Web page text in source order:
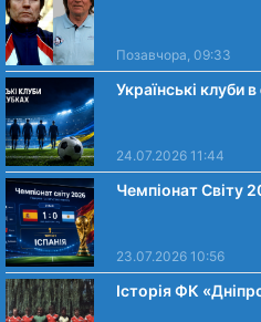
Позавчора, 09:33
Українські клуби
24.07.2026 11:44
Чемпіонат Світу
23.07.2026 10:56
Історія ФК